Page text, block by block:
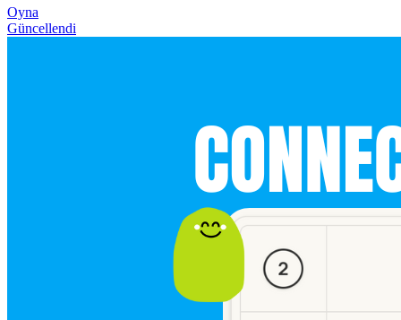
Oyna
Güncellendi